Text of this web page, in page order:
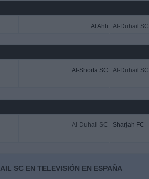
Al Ahli Al-Duhail SC
Al-Shorta SC Al-Duhail SC
Al-Duhail SC Sharjah FC
SC EN TELEVISIÓN EN ESPAÑA